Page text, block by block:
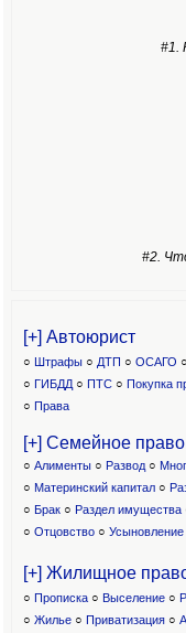
#1.
#2.
[+] Автоюрист
○ Штрафы ○ ДТП ○ ОСАГО ○
○ ГИБДД ○ ПТС ○ Покупка
○ Права
[+] Семейное право
○ Алименты ○ Развод ○
○ Материнский капитал○
○ Брак ○ Раздел имущества
○ Отцовство○ Усыновление
[+] Жилищное
○ Прописка ○ Выселение ○
○ Жилье ○ Приватизация ○